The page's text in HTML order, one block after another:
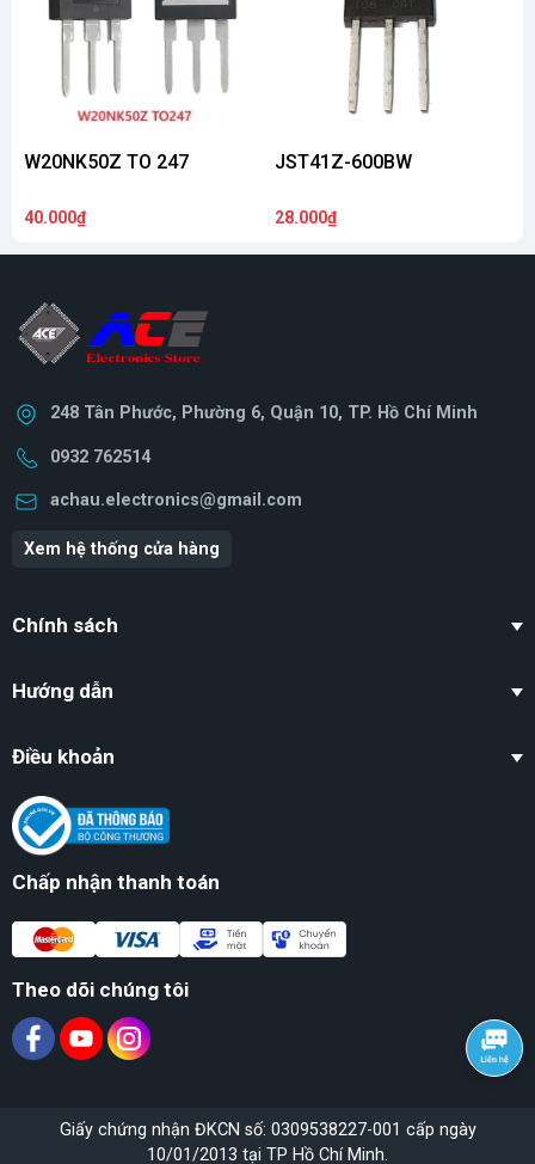
W20NK50Z TO 247
40.000₫
JST41Z-600BW
28.000₫
248 Tân Phước, Phường 6, Quận 10, TP. Hồ Chí Minh
0932 762514
achau.electronics@gmail.com
Xem hệ thống cửa hàng
Chính sách
Hướng dẫn
Điều khoản
Chấp nhận thanh toán
Theo dõi chúng tôi
Giấy chứng nhận ĐKCN số: 0309538227-001 cấp ngày
10/01/2013 tại TP Hồ Chí Minh.